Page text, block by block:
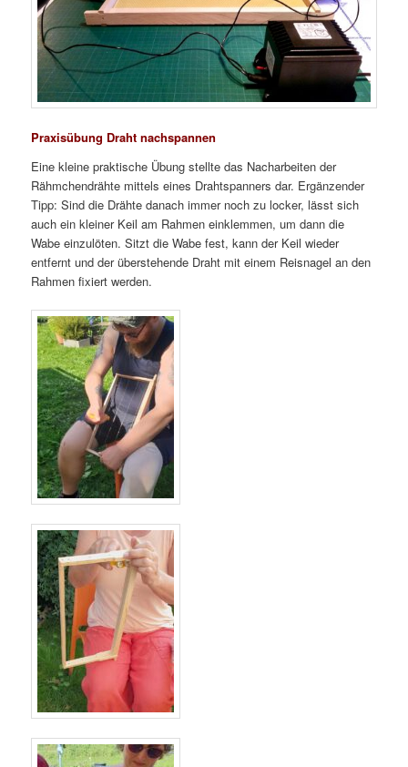
Praxisübung Draht nachspannen
Eine kleine praktische Übung stellte das Nacharbeiten der
Rähmchendrähte mittels eines Drahtspanners dar. Ergänzender
Tipp: Sind die Drähte danach immer noch zu locker, lässt sich
auch ein kleiner Keil am Rahmen einklemmen, um dann die
Wabe einzulöten. Sitzt die Wabe fest, kann der Keil wieder
entfernt und der überstehende Draht mit einem Reisnagel an den
Rahmen fixiert werden.